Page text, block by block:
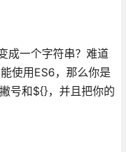
成一个字符串？难道
使用ES6，那么你是
号和${}，并且把你的